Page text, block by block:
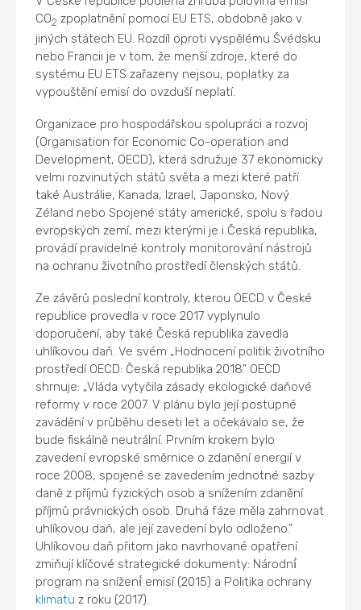
CO2 zpoplatnění pomocí EU ETS, obdobně jako v
jiných státech EU. Rozdíl oproti vyspělému Švédsku
nebo Francii je v tom, že menší zdroje, které do
systému EU ETS zařazeny nejsou, poplatky za
vypouštění emisí do ovzduší neplatí.
Organizace pro hospodářskou spolupráci a rozvoj
(Organisation for Economic Co-operation and
Development, OECD), která sdružuje 37 ekonomicky
velmi rozvinutých států světa a mezi které patří
také Austrálie, Kanada, Izrael, Japonsko, Nový
Zéland nebo Spojené státy americké, spolu s řadou
evropských zemí, mezi kterými je i Česká republika,
provádí pravidelné kontroly monitorování nástrojů
na ochranu životního prostředí členských států.
Ze závěrů poslední kontroly, kterou OECD v České
republice provedla v roce 2017 vyplynulo
doporučení, aby také Česká republika zavedla
uhlíkovou daň. Ve svém „Hodnocení politik životního
prostředí OECD: Česká republika 2018” OECD
shrnuje: „Vláda vytyčila zásady ekologické daňové
reformy v roce 2007. V plánu bylo její postupné
zavádění v průběhu deseti let a očekávalo se, že
bude fiskálně neutrální. Prvním krokem bylo
zavedení evropské směrnice o zdanění energií v
roce 2008, spojené se zavedením jednotné sazby
daně z příjmů fyzických osob a snížením zdanění
příjmů právnických osob. Druhá fáze měla zahrnovat
uhlíkovou daň, ale její zavedení bylo odloženo.”
Uhlíkovou daň přitom jako navrhované opatření
zmiňují klíčové strategické dokumenty: Národní́
program na snížení́ emisí (2015) a Politika ochrany
klimatu z roku (2017).